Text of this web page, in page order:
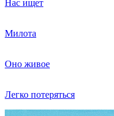
Нас ищет
Милота
Оно живое
Легко потеряться